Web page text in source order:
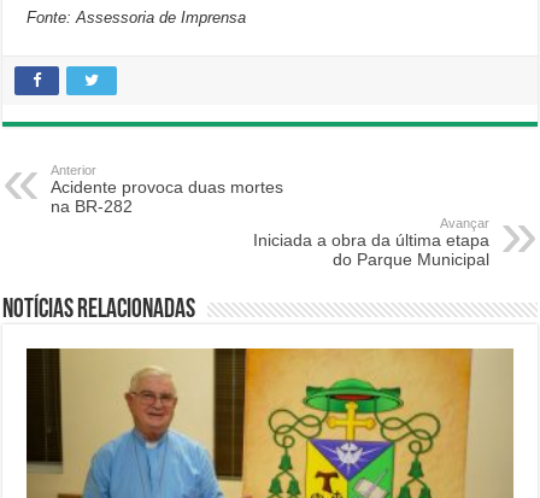
Fonte: Assessoria de Imprensa
Anterior
Acidente provoca duas mortes
na BR-282
Avançar
Iniciada a obra da última etapa
do Parque Municipal
Notícias relacionadas